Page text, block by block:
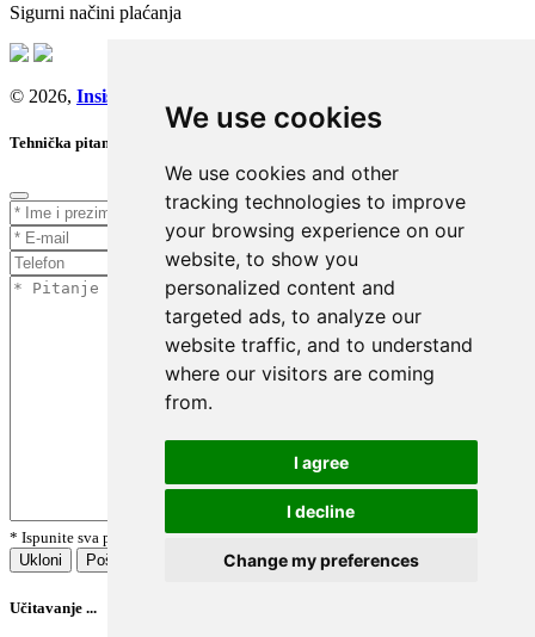
We use cookies
We use cookies and other
tracking technologies to improve
your browsing experience on our
website, to show you
personalized content and
targeted ads, to analyze our
website traffic, and to understand
where our visitors are coming
from.
I agree
I decline
Change my preferences
Sigurni načini plaćanja
© 2026, Insist d.o.o.
Tehnička pitanja
* Ispunite sva polja označena zvjezdicom.
Ukloni
Pošalji
Učitavanje ...